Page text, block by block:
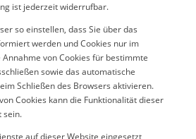
ist jederzeit widerrufbar.
so einstellen, dass Sie über das
werden und Cookies nur im
von Cookies für bestimmte
sowie das automatische
Schließen des Browsers aktivieren.
Cookies kann die Funktionalität dieser
sein.
auf dieser Website eingesetzt